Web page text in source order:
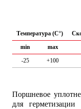
Температура (C°)
min
max
-25
+100
Поршневое
для